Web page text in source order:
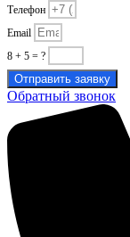
Телефон
Email
8 + 5 = ?
Отправить заявку
Обратный звонок